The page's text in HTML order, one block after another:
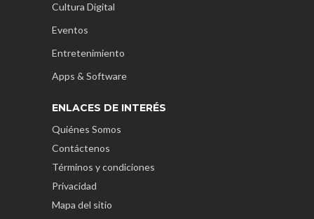
Cultura Digital
Eventos
Entretenimiento
Apps & Software
ENLACES DE INTERÉS
Quiénes Somos
Contáctenos
Términos y condiciones
Privacidad
Mapa del sitio